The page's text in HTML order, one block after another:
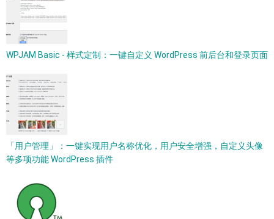
WPJAM Basic - 样式定制：一键自定义 WordPress 前后台和登录页面
「用户管理」：一键实现用户名称优化，用户安全增强，自定义头像
等多项功能 WordPress 插件